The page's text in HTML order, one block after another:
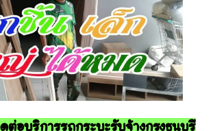
ต่อบริการรถกระบะรับจ้างกรุงธนบุรี